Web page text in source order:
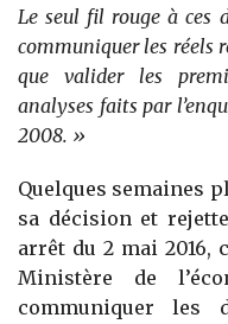
Le seul fil rouge à ces
communiquer les réels
que valider les
analyses faits par
2008. »
Quelques semaines
sa décision et
arrêt du 2 mai 2016,
Ministère de
communiquer les